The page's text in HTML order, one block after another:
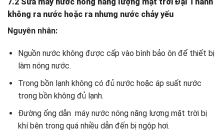
không ra nước hoặc ra nhưng nước chảy yếu
Nguyên nhân:
Nguồn nước không được cấp vào bình bảo ôn để thiết bị
làm nóng nước.
Trong bồn lạnh không có đủ nước hoặc áp suất nước
trong bồn không đủ lạnh.
Đường ống dẫn máy nước nóng năng lượng mặt trời bị
khí bên trong quá nhiều dẫn đến bị ngộp hơi.